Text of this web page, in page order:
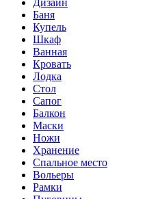
Дизайн
Баня
Купель
Шкаф
Ванная
Кровать
Лодка
Стол
Сапог
Балкон
Маски
Ножи
Хранение
Спальное место
Вольеры
Рамки